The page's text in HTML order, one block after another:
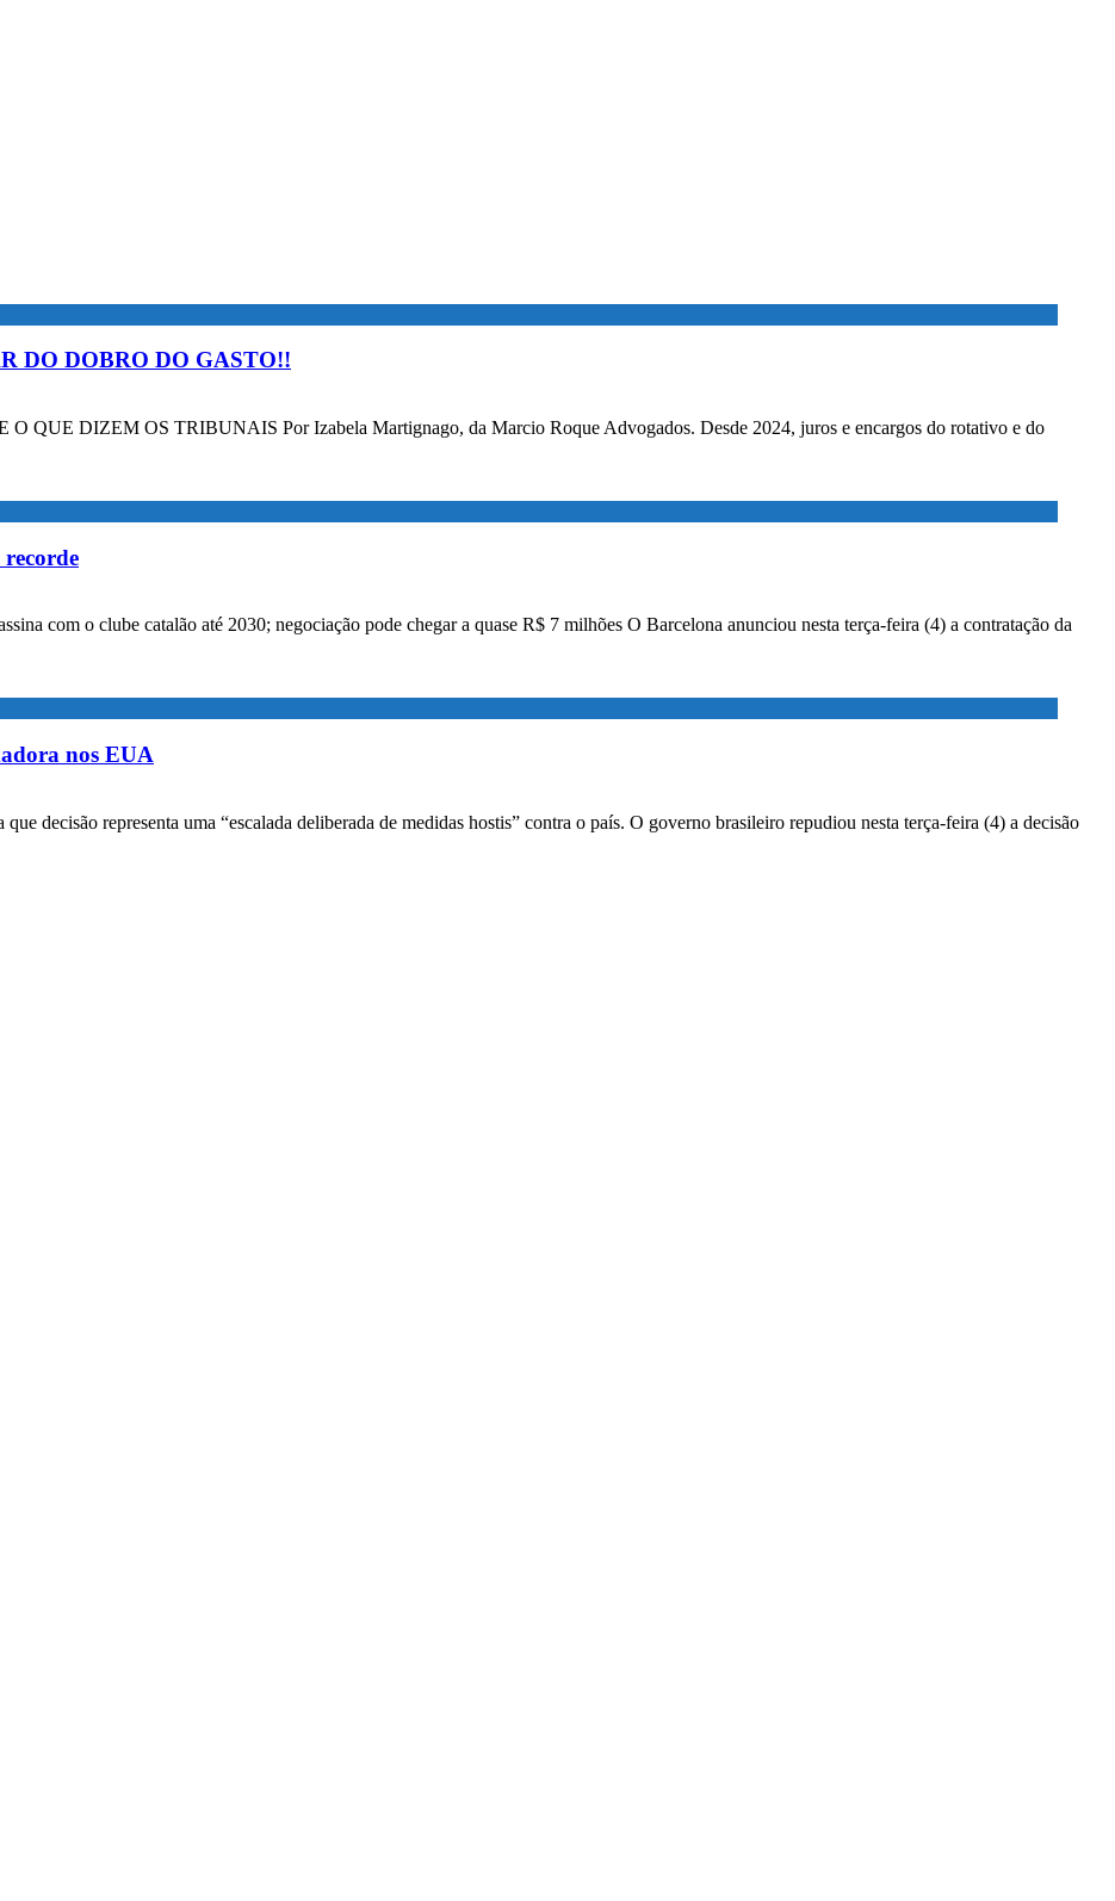
DO DOBRO DO GASTO!!
DIZEM OS TRIBUNAIS Por Izabela Martignago, da Marcio Roque Advogados. Desde 2024, juros e encargos do rotativo e do
com o clube catalão até 2030; negociação pode chegar a quase R$ 7 milhões O Barcelona anunciou nesta terça-feira (4) a contratação da
nos EUA
decisão representa uma “escalada deliberada de medidas hostis” contra o país. O governo brasileiro repudiou nesta terça-feira (4) a decisão